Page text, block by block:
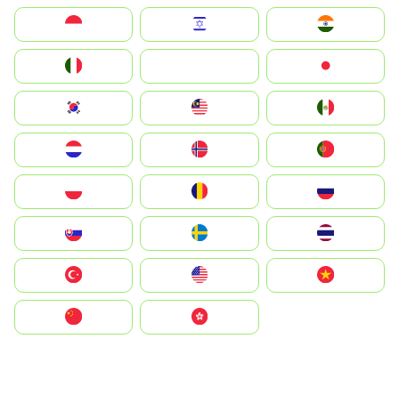
South Korea
United States
中國香港特別行政區